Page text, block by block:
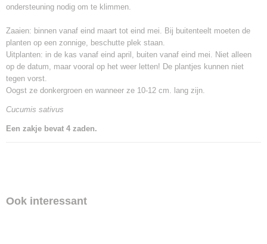
ondersteuning nodig om te klimmen.
Zaaien: binnen vanaf eind maart tot eind mei. Bij buitenteelt moeten de
planten op een zonnige, beschutte plek staan.
Uitplanten: in de kas vanaf eind april, buiten vanaf eind mei. Niet alleen
op de datum, maar vooral op het weer letten! De plantjes kunnen niet
tegen vorst.
Oogst ze donkergroen en wanneer ze 10-12 cm. lang zijn.
Cucumis sativus
Een zakje bevat 4 zaden.
Ook interessant